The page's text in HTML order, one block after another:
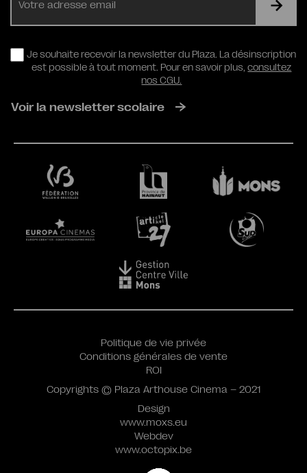
RGPD
Je souhaite recevoir la newsletter du Plaza. La désinscription
est possible à tout moment. Pour en savoir plus,consultez
nos CGU.
Voir la newsletter scolaire
Design
www.moxs.eu
Webdev
www.octopix.be
Politique de vie privée
Conditions générales de vente
ROI
Copyrights © Plaza Arthouse Cinema – 2021